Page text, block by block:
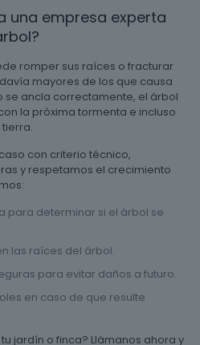
una empresa experta
romper sus raíces o fracturar
mayores de los que causa
se ancla correctamente, el árbol
la próxima tormenta e incluso
con criterio técnico,
y respetamos el crecimiento
para determinar si el árbol se
las raíces del árbol.
para evitar daños a futuro.
en caso de que resulte
jardín o finca? Llámanos ahora y